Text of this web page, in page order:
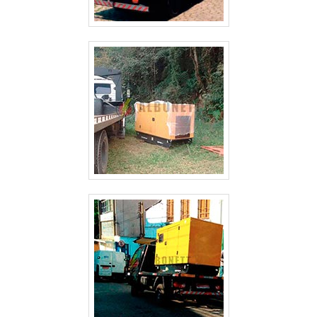
ALUGUEL DE GERADOR DE ENERGIA VALOR GUARULHOS
ALUGUEL DE GERADOR DE ENERGIA SP
ALUGUEL DE GERADOR DE ENERGIA PREÇO SÃO PAULO
ALUGUEL DE GERADOR DE ENERGIA PREÇO GUARULHOS
ALUGUEL DE GERADOR DE ENERGIA PARA FESTAS PREÇO SÃO PAULO
ALUGUEL DE GERADOR DE ENERGIA GUARULHOS
ALUGUEL DE GERADOR DE ENERGIA EM SÃO JOSE DOS CAMPOS
ALUGUEL DE GERADOR DE ENERGIA EM GUARULHOS
ALUGUEL DE GERADOR DE ENERGIA ELÉTRICA
ALUGUEL DE GERADOR DE ENERGIA DE PEQUENO PORTE
ALUGUEL DE GERADOR DE ENERGIA CAMPINAS
ALUGUEL DE GERADOR DE ENERGIA A DIESEL
ALUGUEL DE GERADOR DE ENERGIA A DIESEL SÃO PAULO
ALUGUEL DE GERADOR DE EMERGÊNCIA
ALUGUEL DE GERADOR DE EMERGÊNCIA GUARULHOS
ALUGUEL DE GERADOR 500 KVA